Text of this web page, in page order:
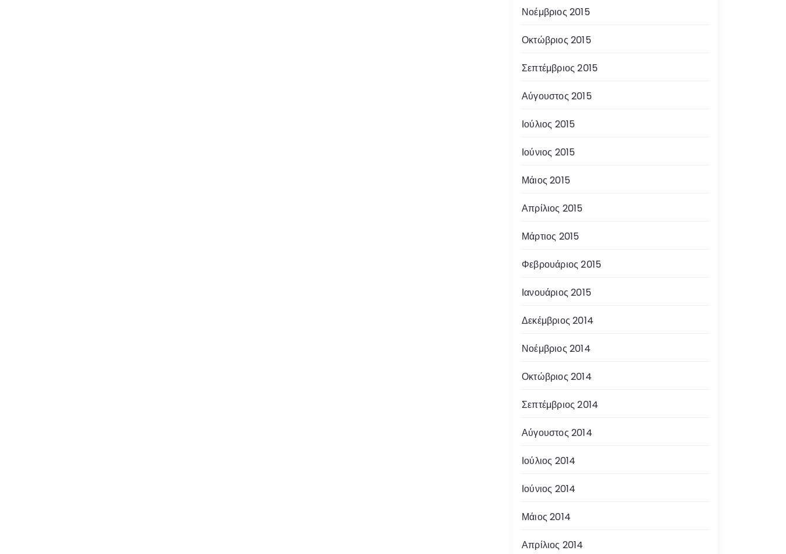
Νοέμβριος 2015
Οκτώβριος 2015
Σεπτέμβριος 2015
Αύγουστος 2015
Ιούλιος 2015
Ιούνιος 2015
Μάιος 2015
Απρίλιος 2015
Μάρτιος 2015
Φεβρουάριος 2015
Ιανουάριος 2015
Δεκέμβριος 2014
Νοέμβριος 2014
Οκτώβριος 2014
Σεπτέμβριος 2014
Αύγουστος 2014
Ιούλιος 2014
Ιούνιος 2014
Μάιος 2014
Απρίλιος 2014